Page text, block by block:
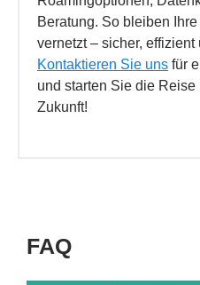
Beratung. So bleiben
vernetzt – sicher, effizient
Kontaktieren Sie uns für
und starten Sie die
Zukunft!
FAQ